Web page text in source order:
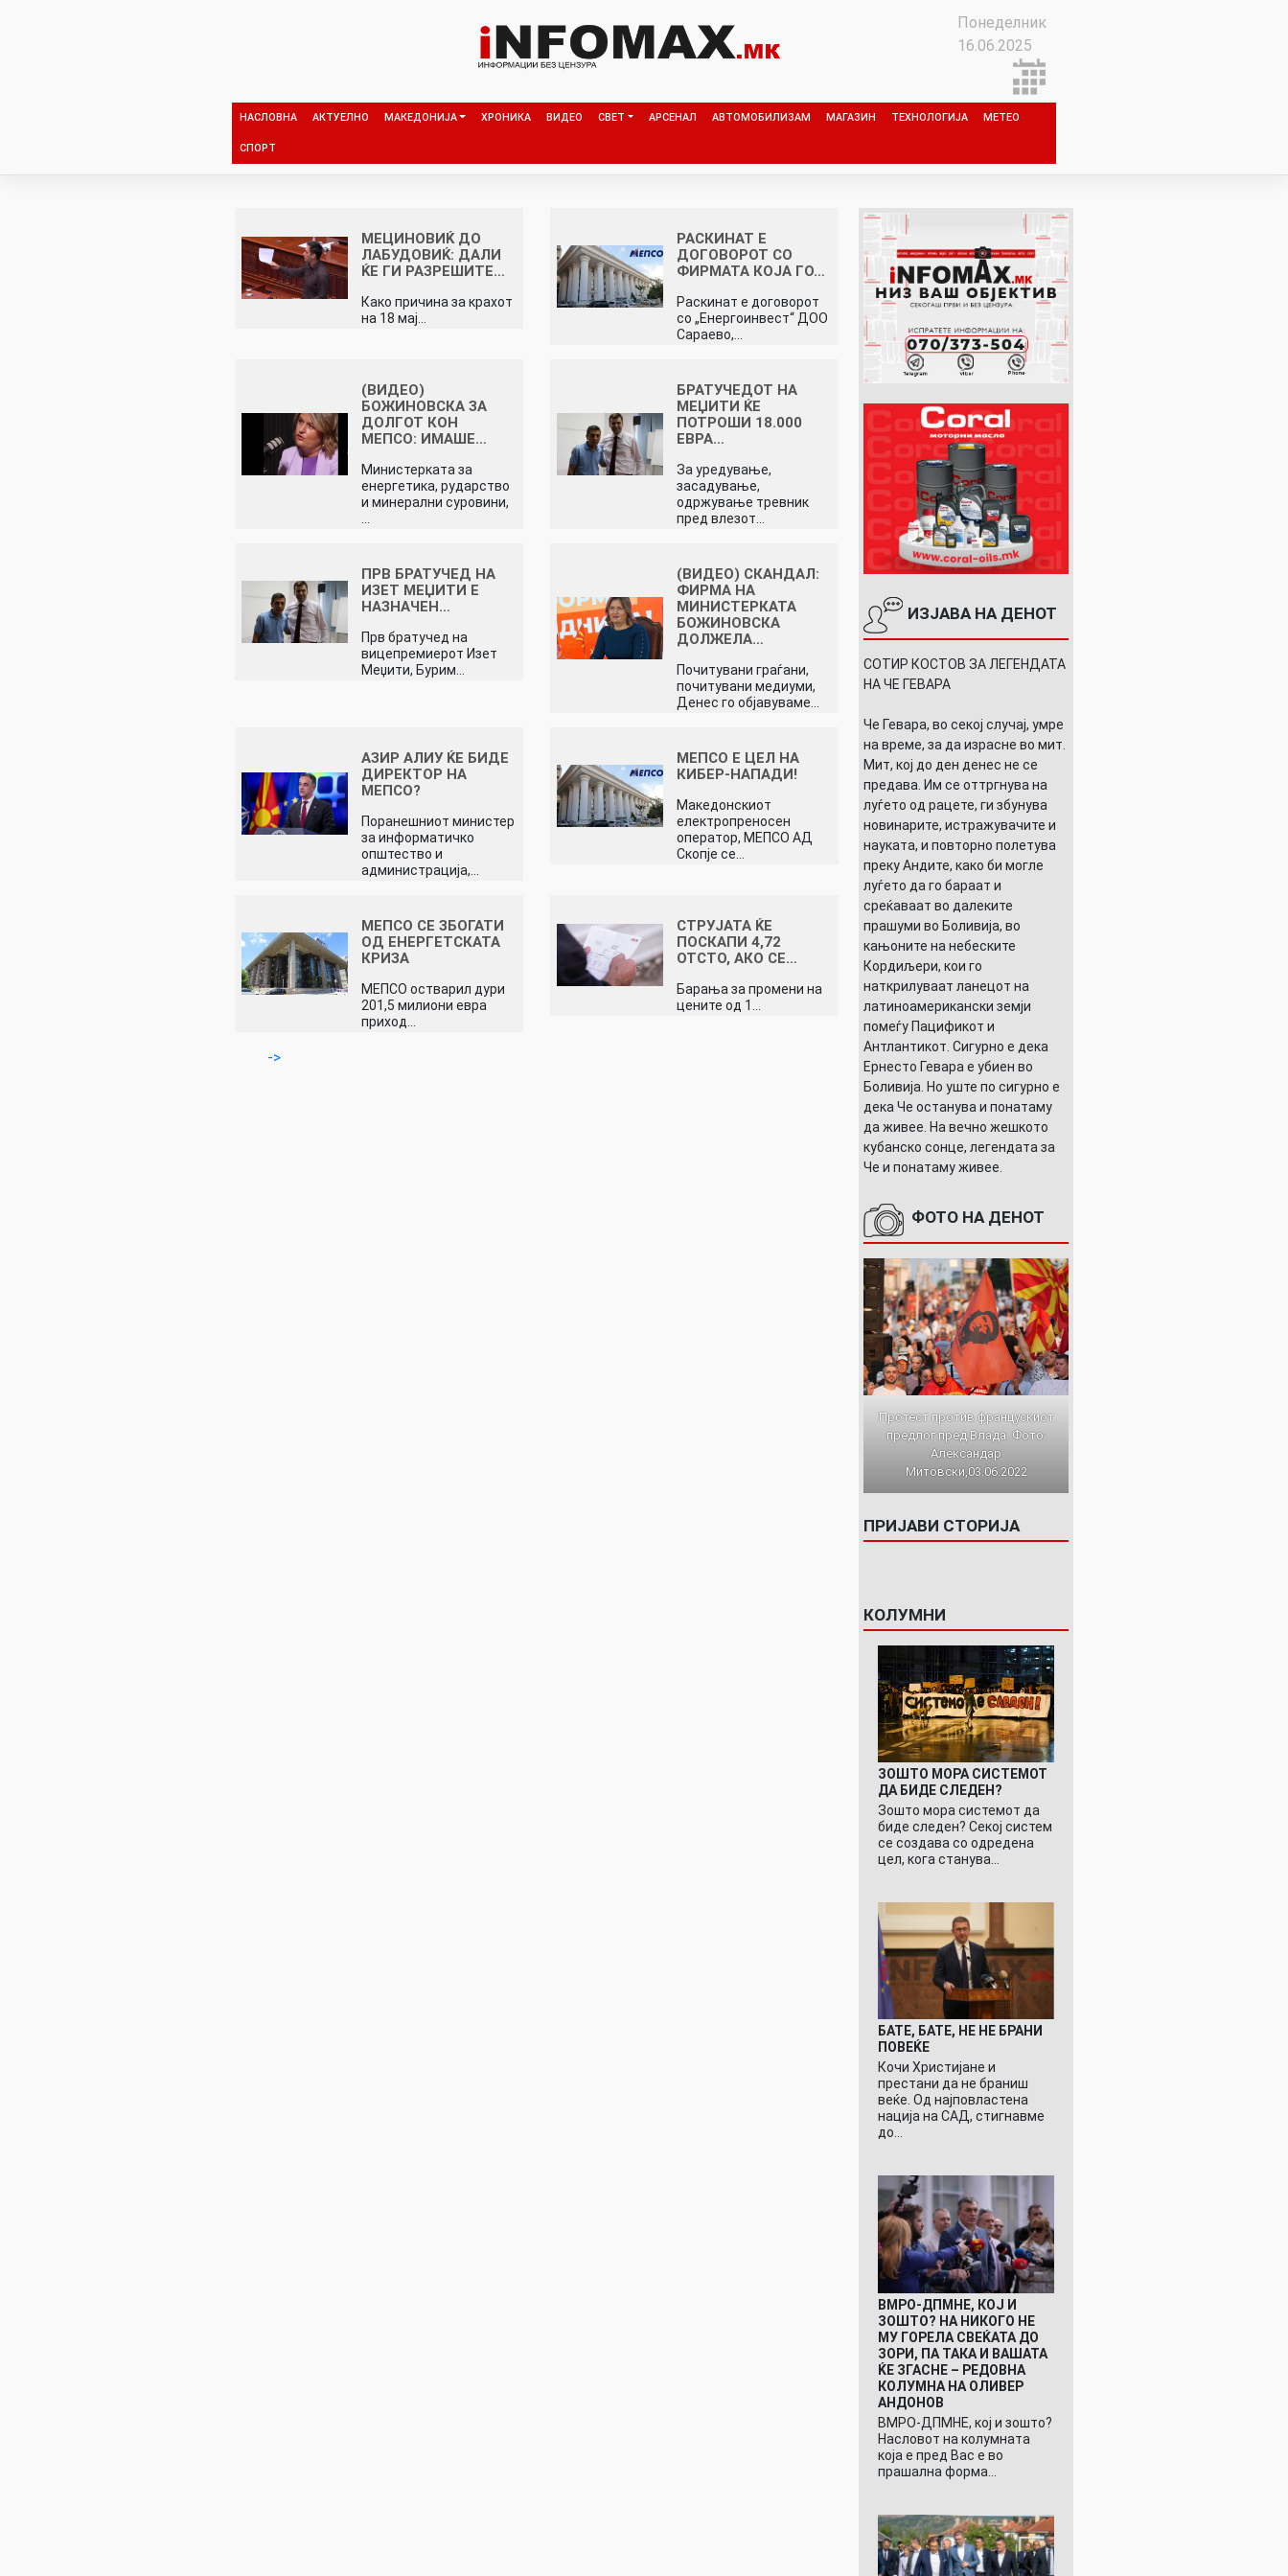
Понеделник
16.06.2025
НАСЛОВНА АКТУЕЛНО МАКЕДОНИЈА ХРОНИКА ВИДЕО СВЕТ АРСЕНАЛ АВТОМОБИЛИЗАМ МАГАЗИН ТЕХНОЛОГИЈА МЕТЕО
СПОРТ
МЕЦИНОВИЌ ДО
ЛАБУДОВИЌ: ДАЛИ
ЌЕ ГИ РАЗРЕШИТЕ…
Како причина за крахот
на 18 мај…
РАСКИНАТ Е
ДОГОВОРОТ СО
ФИРМАТА КОЈА ГО…
Раскинат е договорот
со „Енергоинвест“ ДОО
Сараево,…
(ВИДЕО)
БОЖИНОВСКА ЗА
ДОЛГОТ КОН
МЕПСО: ИМАШЕ…
Министерката за
енергетика, рударство
и минерални суровини,
БРАТУЧЕДОТ НА
МЕЏИТИ ЌЕ
ПОТРОШИ 18.000
ЕВРА…
За уредување,
засадување,
одржување тревник
пред влезот…
ПРВ БРАТУЧЕД НА
ИЗЕТ МЕЏИТИ Е
НАЗНАЧЕН…
Прв братучед на
вицепремиерот Изет
Меџити, Бурим…
(ВИДЕО) СКАНДАЛ:
ФИРМА НА
МИНИСТЕРКАТА
БОЖИНОВСКА
ДОЛЖЕЛА…
Почитувани граѓани,
почитувани медиуми,
Денес го објавуваме…
АЗИР АЛИУ ЌЕ БИДЕ
ДИРЕКТОР НА
МЕПСО?
Поранешниот министер
за информатичко
општество и
администрација,…
МЕПСО Е ЦЕЛ НА
КИБЕР-НАПАДИ!
Македонскиот
електропреносен
оператор, МЕПСО АД
Скопје се…
МЕПСО СЕ ЗБОГАТИ
ОД ЕНЕРГЕТСКАТА
КРИЗА
МЕПСО остварил дури
201,5 милиони евра
приход…
СТРУЈАТА ЌЕ
ПОСКАПИ 4,72
ОТСТО, АКО СЕ…
Барања за промени на
цените од 1…
->
ИЗЈАВА НА ДЕНОТ
СОТИР КОСТОВ ЗА ЛЕГЕНДАТА
НА ЧЕ ГЕВАРА
Че Гевара, во секој случај, умре
на време, за да израсне во мит.
Мит, кој до ден денес не се
предава. Им се оттргнува на
луѓето од рацете, ги збунува
новинарите, истражувачите и
науката, и повторно полетува
преку Андите, како би могле
луѓето да го бараат и
среќаваат во далеките
прашуми во Боливија, во
кањоните на небеските
Кордиљери, кои го
наткрилуваат ланецот на
латиноамерикански земји
помеѓу Пацификот и
Антлантикот. Сигурно е дека
Ернесто Гевара е убиен во
Боливија. Но уште по сигурно е
дека Че останува и понатаму
да живее. На вечно жешкото
кубанско сонце, легендата за
Че и понатаму живее.
ФОТО НА ДЕНОТ
Протест против францускиот
предлог пред Влада. Фото:
Александар
Митовски,03.06.2022
ПРИЈАВИ СТОРИЈА
КОЛУМНИ
ЗОШТО МОРА СИСТЕМОТ
ДА БИДЕ СЛЕДЕН?
Зошто мора системот да
биде следен? Секој систем
се создава со одредена
цел, кога станува…
БАТЕ, БАТЕ, НЕ НЕ БРАНИ
ПОВЕЌЕ
Кочи Христијане и
престани да не браниш
веќе. Од најповластена
нација на САД, стигнавме
до…
ВМРО-ДПМНЕ, КОЈ И
ЗОШТО? НА НИКОГО НЕ
МУ ГОРЕЛА СВЕЌАТА ДО
ЗОРИ, ПА ТАКА И ВАШАТА
ЌЕ ЗГАСНЕ – РЕДОВНА
КОЛУМНА НА ОЛИВЕР
АНДОНОВ
ВМРО-ДПМНЕ, кој и зошто?
Насловот на колумната
која е пред Вас е во
прашална форма…